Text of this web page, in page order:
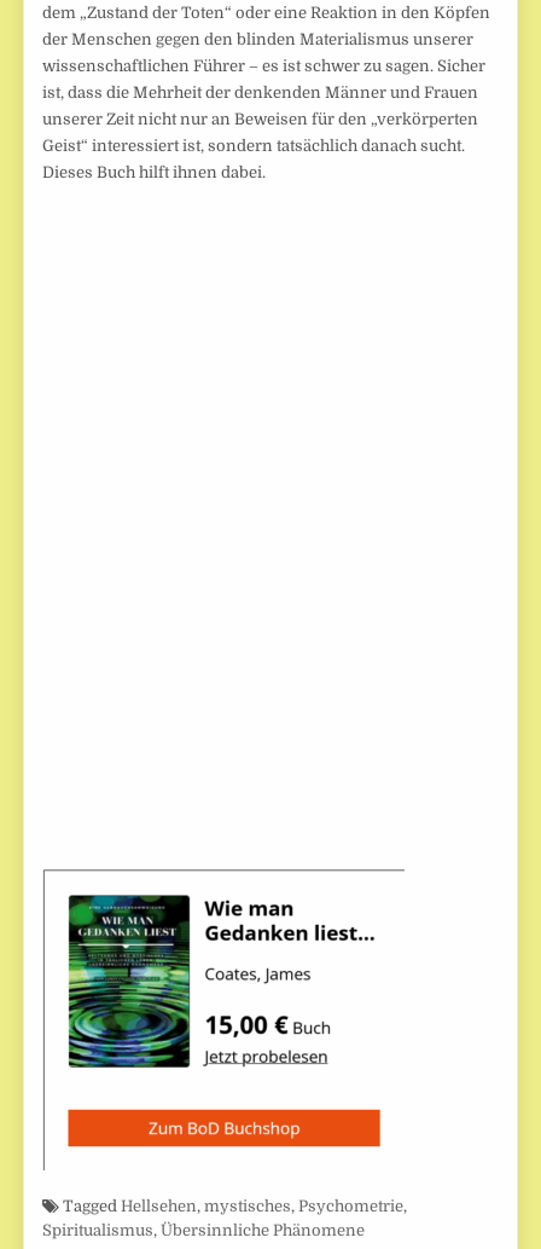
dem „Zustand der Toten“ oder eine Reaktion in den Köpfen
der Menschen gegen den blinden Materialismus unserer
wissenschaftlichen Führer – es ist schwer zu sagen. Sicher
ist, dass die Mehrheit der denkenden Männer und Frauen
unserer Zeit nicht nur an Beweisen für den „verkörperten
Geist“ interessiert ist, sondern tatsächlich danach sucht.
Dieses Buch hilft ihnen dabei.
TaggedHellsehen,mystisches,Psychometrie,
Spiritualismus,Übersinnliche Phänomene